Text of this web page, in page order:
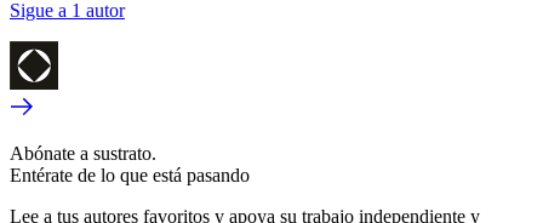
Sigue a 1 autor
Abónate a sustrato.
Entérate de lo que está pasando
Lee a tus autores favoritos y apoya su trabajo independiente y